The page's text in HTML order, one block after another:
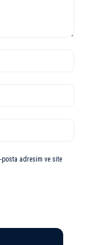
posta adresim ve site